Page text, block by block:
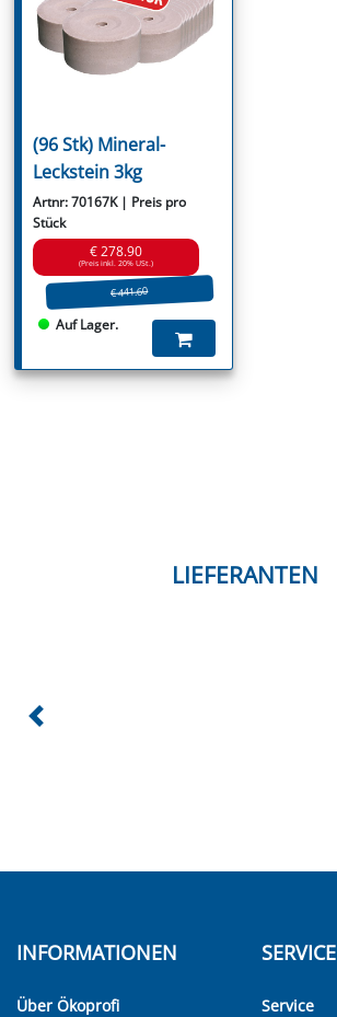
(96 Stk) Mineral-
Leckstein 3kg
Artnr: 70167K | Preis pro
Stück
€ 278.90
(Preis inkl. 20% USt.)
€ 441.60
Auf Lager.
LIEFERANTEN
INFORMATIONEN
Über Ökoprofi
SERVICE
Service